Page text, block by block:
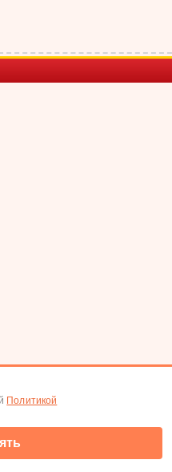
Политикой